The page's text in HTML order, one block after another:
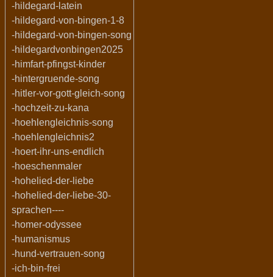
-hildegard-latein
-hildegard-von-bingen-1-8
-hildegard-von-bingen-song
-hildegardvonbingen2025
-himfart-pfingst-kinder
-hintergruende-song
-hitler-vor-gott-gleich-song
-hochzeit-zu-kana
-hoehlengleichnis-song
-hoehlengleichnis2
-hoert-ihr-uns-endlich
-hoeschenmaler
-hohelied-der-liebe
-hohelied-der-liebe-30-
sprachen----
-homer-odyssee
-humanismus
-hund-vertrauen-song
-ich-bin-frei